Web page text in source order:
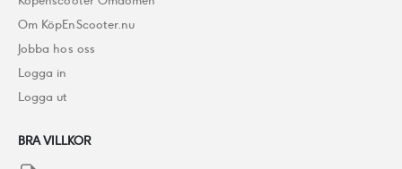
Om KöpEnScooter.nu
Jobba hos oss
Logga in
Logga ut
BRA VILLKOR